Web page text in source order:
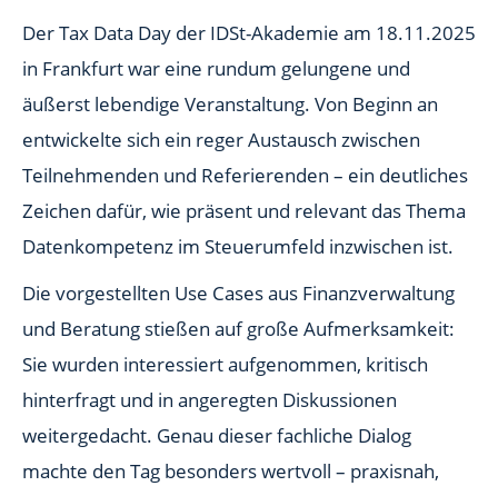
Der Tax Data Day der IDSt-Akademie am 18.11.2025
in Frankfurt war eine rundum gelungene und
äußerst lebendige Veranstaltung. Von Beginn an
entwickelte sich ein reger Austausch zwischen
Teilnehmenden und Referierenden – ein deutliches
Zeichen dafür, wie präsent und relevant das Thema
Datenkompetenz im Steuerumfeld inzwischen ist.
Die vorgestellten Use Cases aus Finanzverwaltung
und Beratung stießen auf große Aufmerksamkeit:
Sie wurden interessiert aufgenommen, kritisch
hinterfragt und in angeregten Diskussionen
weitergedacht. Genau dieser fachliche Dialog
machte den Tag besonders wertvoll – praxisnah,